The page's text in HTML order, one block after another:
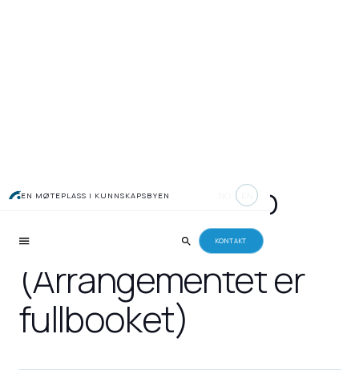
EN MØTEPLASS I KUNNSKAPSBYEN
KONTAKT
KICK OFF StartUp
festivalen
(Arrangementet er
fullbooket)